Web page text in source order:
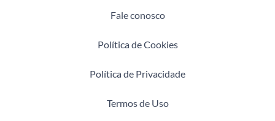
Fale conosco
Política de Cookies
Política de Privacidade
Termos de Uso